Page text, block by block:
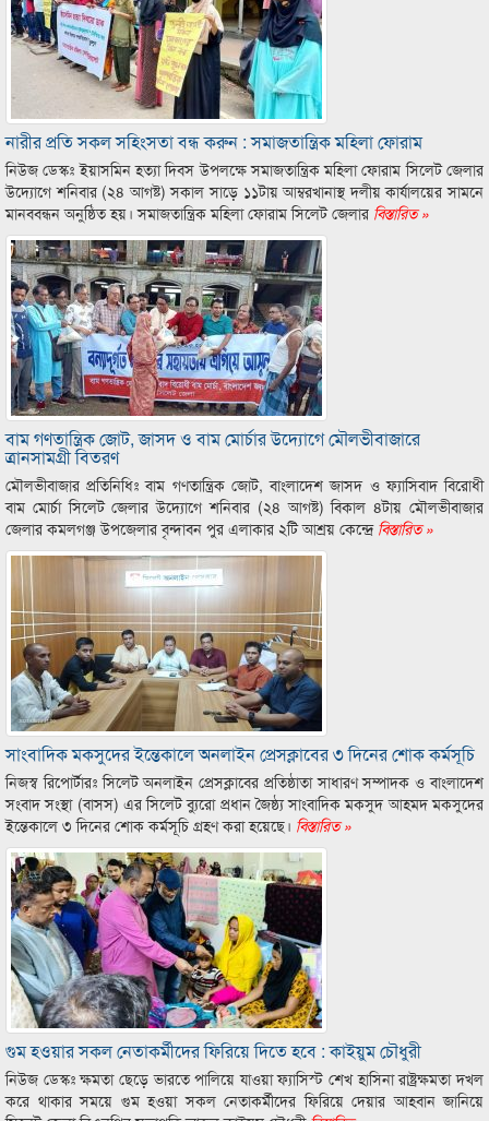
নারীর প্রতি সকল সহিংসতা বন্ধ করুন : সমাজতান্ত্রিক মহিলা ফোরাম
নিউজ ডেস্কঃ ইয়াসমিন হত্যা দিবস উপলক্ষে সমাজতান্ত্রিক মহিলা ফোরাম সিলেট জেলার
উদ্যোগে শনিবার (২৪ আগষ্ট) সকাল সাড়ে ১১টায় আম্বরখানাস্থ দলীয় কার্যালয়ের সামনে
মানববন্ধন অনুষ্ঠিত হয়। সমাজতান্ত্রিক মহিলা ফোরাম সিলেট জেলার বিস্তারিত »
বাম গণতান্ত্রিক জোট, জাসদ ও বাম মোর্চার উদ্যোগে মৌলভীবাজারে
ত্রানসামগ্রী বিতরণ
মৌলভীবাজার প্রতিনিধিঃ বাম গণতান্ত্রিক জোট, বাংলাদেশ জাসদ ও ফ্যাসিবাদ বিরোধী
বাম মোর্চা সিলেট জেলার উদ্যোগে শনিবার (২৪ আগষ্ট) বিকাল ৪টায় মৌলভীবাজার
জেলার কমলগঞ্জ উপজেলার বৃন্দাবন পুর এলাকার ২টি আশ্রয় কেন্দ্রেবিস্তারিত »
সাংবাদিক মকসুদের ইন্তেকালে অনলাইন প্রেসক্লাবের ৩ দিনের শোক কর্মসূচি
নিজস্ব রিপোর্টারঃ সিলেট অনলাইন প্রেসক্লাবের প্রতিষ্ঠাতা সাধারণ সম্পাদক ও বাংলাদেশ
সংবাদ সংস্থা (বাসস) এর সিলেট ব্যুরো প্রধান জৈষ্ঠ্য সাংবাদিক মকসুদ আহমদ মকসুদের
ইন্তেকালে ৩ দিনের শোক কর্মসূচি গ্রহণ করা হয়েছে। বিস্তারিত »
গুম হওয়ার সকল নেতাকর্মীদের ফিরিয়ে দিতে হবে : কাইয়ুম চৌধুরী
নিউজ ডেস্কঃ ক্ষমতা ছেড়ে ভারতে পালিয়ে যাওয়া ফ্যাসিস্ট শেখ হাসিনা রাষ্ট্রক্ষমতা দখল
করে থাকার সময়ে গুম হওয়া সকল নেতাকর্মীদের ফিরিয়ে দেয়ার আহবান জানিয়ে